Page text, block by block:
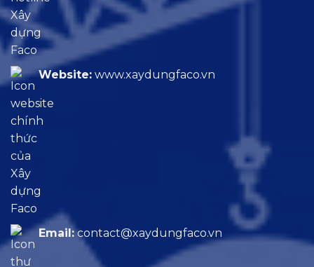
Website: www.xaydungfaco.vn
Email: contact@xaydungfaco.vn